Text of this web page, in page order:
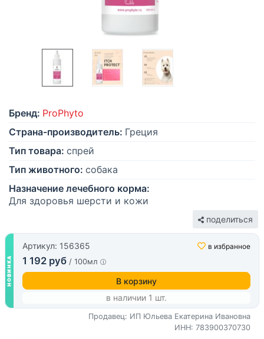
Бренд: ProPhyto
Страна-производитель: Греция
Тип товара: спрей
Тип животного: собака
Назначение лечебного корма:
Для здоровья шерсти и кожи
поделиться
Артикул: 156365 в избранное
1 192 руб / 100мл
В корзину
в наличии 1 шт.
Продавец: ИП Юльева Екатерина Ивановна
ИНН: 783900370730